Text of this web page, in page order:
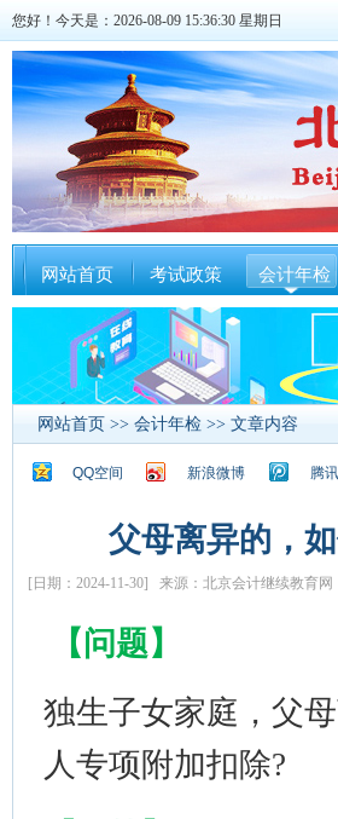
您好！今天是：2026-08-09 15:36:30 星期日
网站首页 考试政策 会计年检
网站首页 >> 会计年检 >> 文章内容
QQ空间 新浪微博 腾
父母离异的，
[日期：2024-11-30] 来源：北京会计继续教育
【问题】
独生子女家庭，父
人专项附加扣除?